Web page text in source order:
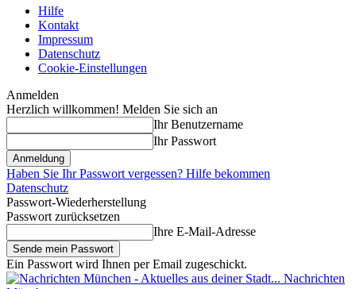
Hilfe
Kontakt
Impressum
Datenschutz
Cookie-Einstellungen
Anmelden
Herzlich willkommen! Melden Sie sich an
Ihr Benutzername
Ihr Passwort
Haben Sie Ihr Passwort vergessen? Hilfe bekommen
Datenschutz
Passwort-Wiederherstellung
Passwort zurücksetzen
Ihre E-Mail-Adresse
Ein Passwort wird Ihnen per Email zugeschickt.
Nachrichten